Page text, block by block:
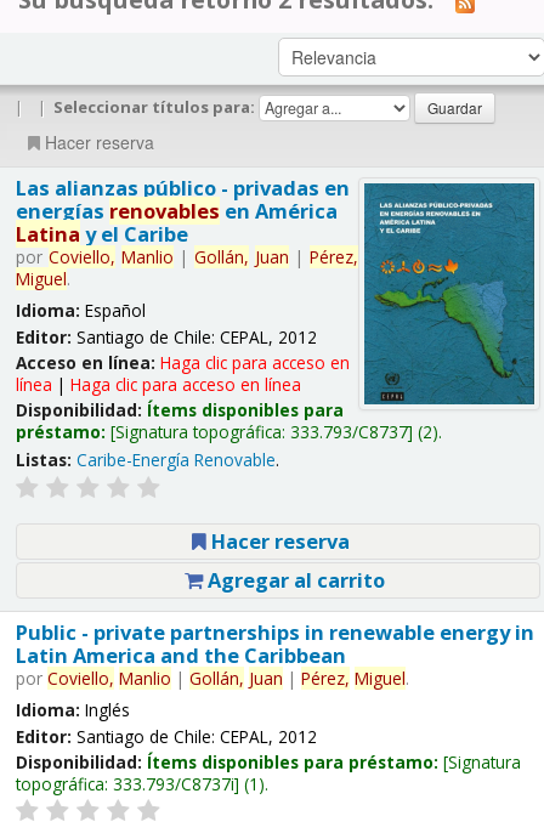
| | Seleccionar títulos para:
Hacer reserva
Las alianzas público - privadas en
energías renovables en América
Latina y el Caribe
por Coviello, Manlio | Gollán, Juan | Pérez,
Miguel.
Idioma: Español
Editor: Santiago de Chile: CEPAL, 2012
Acceso en línea: Haga clic para acceso en
línea | Haga clic para acceso en línea
Disponibilidad: Ítems disponibles para
préstamo: Signatura topográfica: 333.793/C8737 (2).
Listas: Caribe-Energía Renovable.
Hacer reserva
Agregar al carrito
Public - private partnerships in renewable energy in
Latin America and the Caribbean
por Coviello, Manlio | Gollán, Juan | Pérez, Miguel.
Idioma: Inglés
Editor: Santiago de Chile: CEPAL, 2012
Disponibilidad: Ítems disponibles para préstamo: Signatura
topográfica: 333.793/C8737i (1).